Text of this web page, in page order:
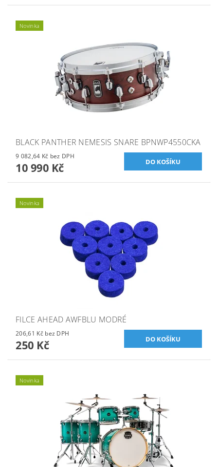
Novinka
BLACK PANTHER NEMESIS SNARE BPNWP4550CKA
9 082,64 Kč bez DPH
10 990 Kč
Novinka
FILCE AHEAD AWFBLU MODRÉ
206,61 Kč bez DPH
250 Kč
Novinka